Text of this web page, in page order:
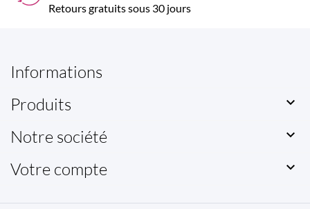
Retours gratuits sous 30 jours
Informations
Produits

Notre société 
Votre compte 